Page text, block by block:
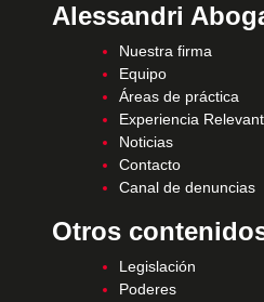
Alessandri
Nuestra firma
Equipo
Áreas de práctica
Experiencia
Noticias
Contacto
Canal de denuncias
Otros
Legislación
Poderes